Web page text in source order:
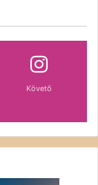
Követő